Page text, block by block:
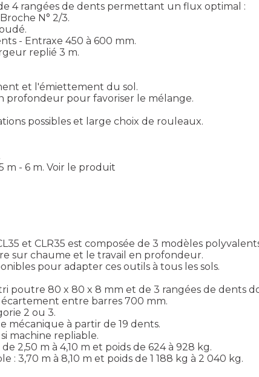
4 rangées de dents permettant un flux optimal :
N° 2/3.
- Entraxe 450 à 600 mm.
replié 3 m.
et l'émiettement du sol.
profondeur pour favoriser le mélange.
possibles et large choix de rouleaux.
m - 6 m. Voir le produit
et CLR35 est composée de 3 modèles
sur chaume et le travail en profondeur.
pour adapter ces outils à tous les sols.
tri poutre 80 x 80 x 8 mm et de 3 rangées de dents
entre barres 700 mm.
2 ou 3.
mécanique à partir de 19 dents.
machine repliable.
2,50 m à 4,10 m et poids de 624 à 928 kg.
: 3,70 m à 8,10 m et poids de 1 188 kg à 2 040 kg.